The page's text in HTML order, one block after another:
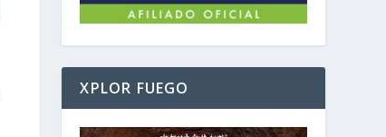
XPLOR FUEGO